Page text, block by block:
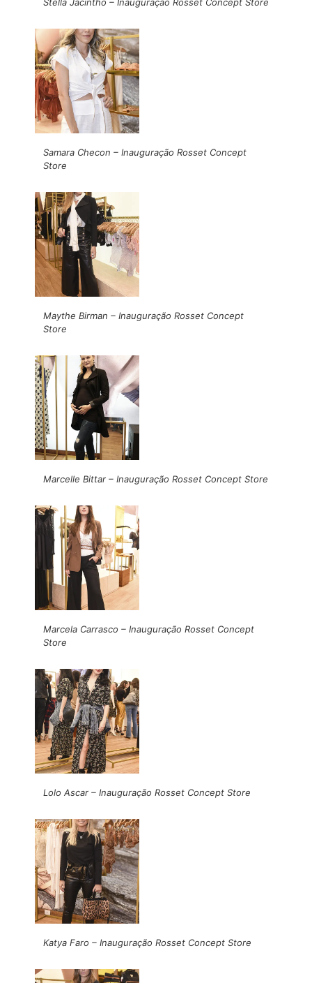
Samara Checon – Inauguração Rosset Concept
Store
Maythe Birman – Inauguração Rosset Concept
Store
Marcelle Bittar – Inauguração Rosset Concept Store
Marcela Carrasco – Inauguração Rosset Concept
Store
Lolo Ascar – Inauguração Rosset Concept Store
Katya Faro – Inauguração Rosset Concept Store